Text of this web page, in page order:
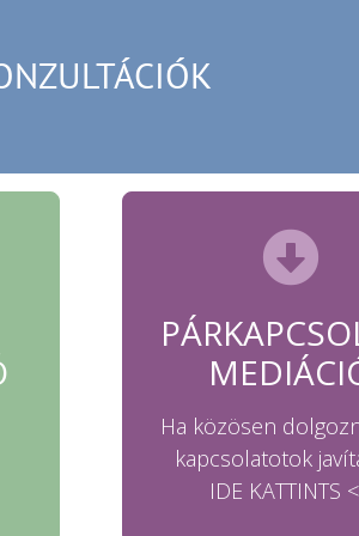
Ha közösen
kapcsolatotok
IDE KATTINTS